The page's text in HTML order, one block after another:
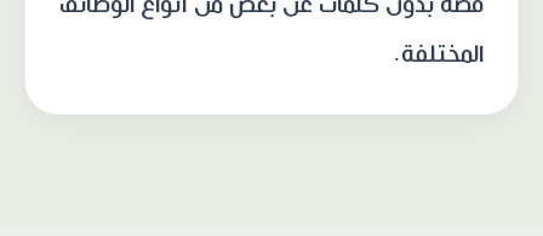
المختلفة.